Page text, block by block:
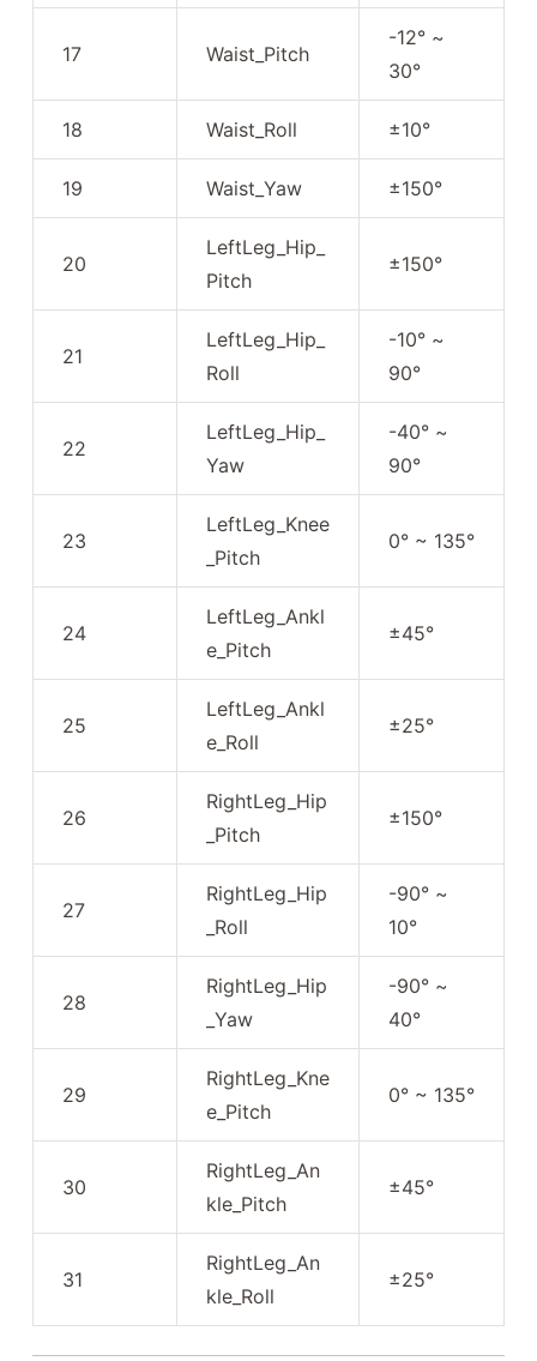
17 Waist_Pitch
-12° ~
30°
18 Waist_Roll ±10°
19 Waist_Yaw ±150°
20
LeftLeg_Hip_
Pitch
±150°
21
LeftLeg_Hip_
Roll
-10° ~
90°
22
LeftLeg_Hip_
Yaw
-40° ~
90°
23
LeftLeg_Knee
_Pitch
0° ~ 135°
24
LeftLeg_Ankl
e_Pitch
±45°
25
LeftLeg_Ankl
e_Roll
±25°
26
RightLeg_Hip
_Pitch
±150°
27
RightLeg_Hip
_Roll
-90° ~
10°
28
RightLeg_Hip
_Yaw
-90° ~
40°
29
RightLeg_Kne
e_Pitch
0° ~ 135°
30
RightLeg_An
kle_Pitch
±45°
31
RightLeg_An
kle_Roll
±25°